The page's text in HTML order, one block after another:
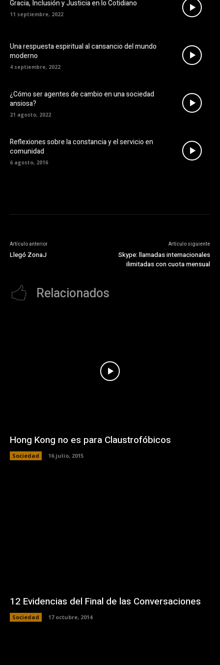
Gracia, Inclusión y Justicia en lo Cotidiano
11 septiembre, 2022
Una respuesta espiritual al cansancio del mundo
moderno
4 septiembre, 2022
¿Cómo ser agentes de cambio en una sociedad
ansiosa?
21 agosto, 2022
Reflexiones sobre la constancia y el servicio en
comunidad
6 agosto, 2016
Artículo anterior
Llegó ZonaJ
Artículo siguiente
Skype: llamadas internacionales
ilimitadas con cuota mensual
Relacionados
Hong Kong no es para Claustrofóbicos
Sociedad 16 julio, 2015
12 Evidencias del Final de las Conversaciones
Sociedad 17 octubre, 2014